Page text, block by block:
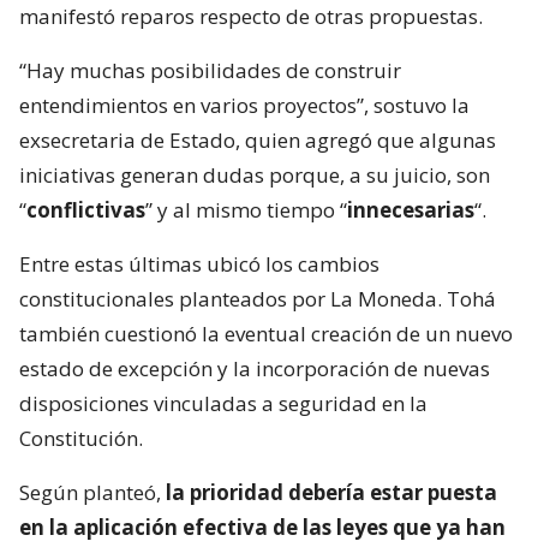
manifestó reparos respecto de otras propuestas.
“Hay muchas posibilidades de construir
entendimientos en varios proyectos”, sostuvo la
exsecretaria de Estado, quien agregó que algunas
iniciativas generan dudas porque, a su juicio, son
“conflictivas” y al mismo tiempo “innecesarias“.
Entre estas últimas ubicó los cambios
constitucionales planteados por La Moneda. Tohá
también cuestionó la eventual creación de un nuevo
estado de excepción y la incorporación de nuevas
disposiciones vinculadas a seguridad en la
Constitución.
Según planteó, la prioridad debería estar puesta
en la aplicación efectiva de las leyes que ya han